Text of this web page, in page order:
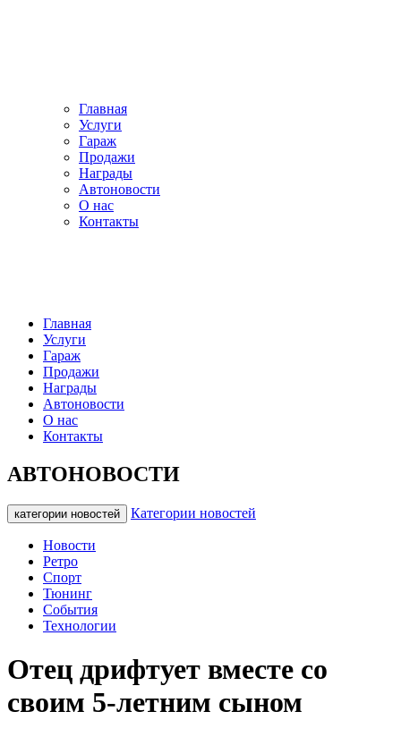
Главная
Услуги
Гараж
Продажи
Награды
Автоновости
О нас
Контакты
Главная
Услуги
Гараж
Продажи
Награды
Автоновости
О нас
Контакты
АВТОНОВОСТИ
категории новостей Категории новостей
Новости
Ретро
Спорт
Тюнинг
События
Технологии
Отец дрифтует вместе со
своим 5-летним сыном